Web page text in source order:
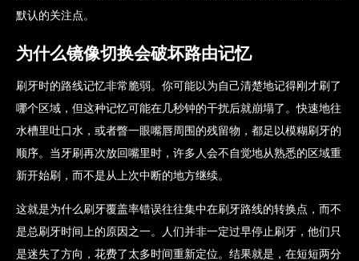
默认的关注点。
为什么镜像切换会破坏路由记忆
刷牙时的路线记忆非常脆弱。你可能以为自己清楚地记得刚才刷了
哪个区域，但这种记忆可能在几秒钟的干扰后就崩塌了。快速地往
水槽里吐口水，或者瞥一眼嘴唇周围的残留物，都足以模糊刷牙的
顺序。当牙刷再次放回嘴里时，许多人会不自觉地从熟悉的区域重
新开始刷，而不是从上次中断的地方继续。
这就是为什么刷牙覆盖率错误往往集中在刷牙路线的转换点，而不
是总刷牙时间上的原因之一。人们并非一定过早停止刷牙，他们只
是迷失了方向，花费了太多时间重新定位。结果就是，在短短两分